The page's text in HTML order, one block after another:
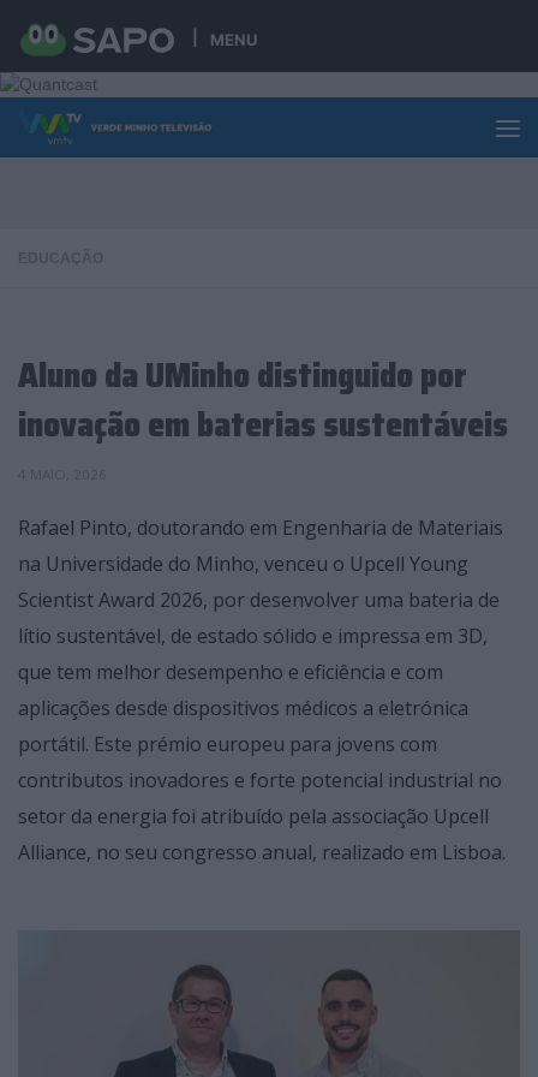
MENU
Skip to content
Aluno da UMinho distinguido por
inovação em baterias sustentáveis
Rafael Pinto, doutorando em Engenharia de Materiais
na Universidade do Minho, venceu o Upcell Young
Scientist Award 2026, por desenvolver uma bateria de
lítio sustentável, de estado sólido e impressa em 3D,
que tem melhor desempenho e eficiência e com
aplicações desde dispositivos médicos a eletrónica
portátil. Este prémio europeu para jovens com
contributos inovadores e forte potencial industrial no
setor da energia foi atribuído pela associação Upcell
Alliance, no seu congresso anual, realizado em Lisboa.